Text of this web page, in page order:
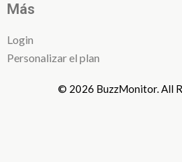
Más
Login
Personalizar el plan
© 2026 BuzzMonitor. All